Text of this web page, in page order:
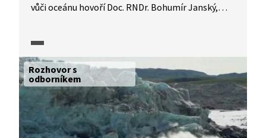
vůči oceánu hovoří Doc. RNDr. Bohumír Janský,
Rozhovor s
odborníkem